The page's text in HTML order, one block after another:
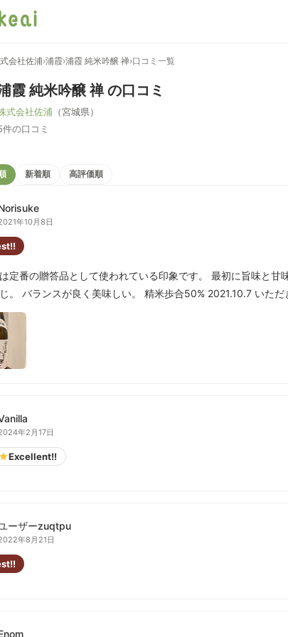
会社佐浦›浦霞›浦霞 純米吟醸 禅›口コミ一覧
霞 純米吟醸 禅の口コミ
式会社佐浦 （宮城県）
件の口コミ
新着順 高評価順
年10月8日
定番の贈答品として使われている印象です。 最初に旨味と甘
。 バランスが良く美味しい。 精米歩合50% 2021.10.7 いただ
年2月17日
Excellent!!
ーザーzuqtpu
年8月21日